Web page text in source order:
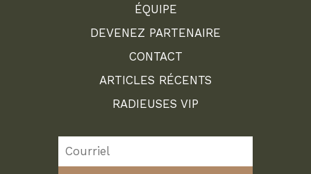
ÉQUIPE
DEVENEZ PARTENAIRE
CONTACT
ARTICLES RÉCENTS
RADIEUSES VIP